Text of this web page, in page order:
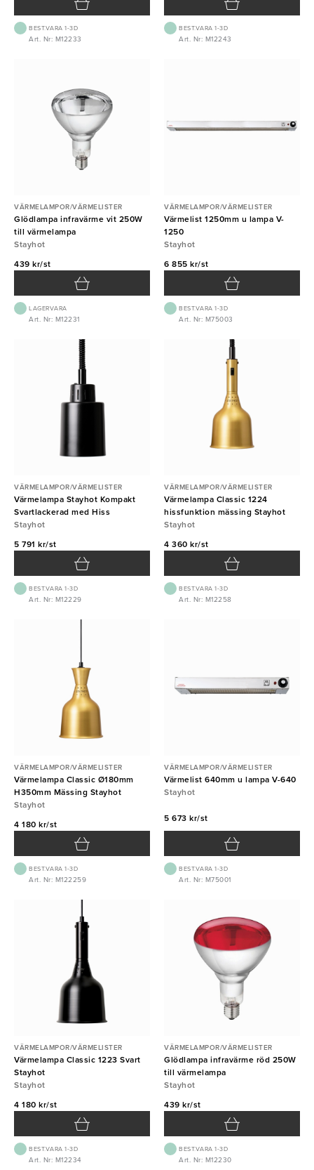
BEST.VARA 1-3D
Art. Nr: M12233
BEST.VARA 1-3D
Art. Nr: M12243
VÄRMELAMPOR/VÄRMELISTER
Glödlampa infravärme vit 250W
till värmelampa
Stayhot
439 kr/st
LAGERVARA
Art. Nr: M12231
VÄRMELAMPOR/VÄRMELISTER
Värmelist 1250mm u lampa V-
1250
Stayhot
6 855 kr/st
BEST.VARA 1-3D
Art. Nr: M75003
VÄRMELAMPOR/VÄRMELISTER
Värmelampa Stayhot Kompakt
Svartlackerad med Hiss
Stayhot
5 791 kr/st
BEST.VARA 1-3D
Art. Nr: M12229
VÄRMELAMPOR/VÄRMELISTER
Värmelampa Classic 1224
hissfunktion mässing Stayhot
Stayhot
4 360 kr/st
BEST.VARA 1-3D
Art. Nr: M12258
VÄRMELAMPOR/VÄRMELISTER
Värmelampa Classic Ø180mm
H350mm Mässing Stayhot
Stayhot
4 180 kr/st
BEST.VARA 1-3D
Art. Nr: M122259
VÄRMELAMPOR/VÄRMELISTER
Värmelist 640mm u lampa V-640
Stayhot
5 673 kr/st
BEST.VARA 1-3D
Art. Nr: M75001
VÄRMELAMPOR/VÄRMELISTER
Värmelampa Classic 1223 Svart
Stayhot
Stayhot
4 180 kr/st
BEST.VARA 1-3D
Art. Nr: M12234
VÄRMELAMPOR/VÄRMELISTER
Glödlampa infravärme röd 250W
till värmelampa
Stayhot
439 kr/st
BEST.VARA 1-3D
Art. Nr: M12230